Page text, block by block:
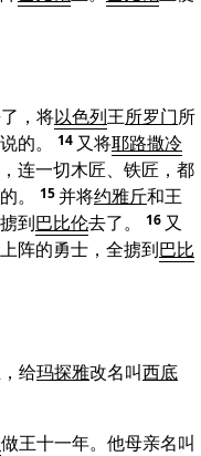
，将以色列王所罗门所
的。
14 又将耶路撒冷
连一切木匠、铁匠，都
。
15并将约雅斤和王
掳到巴比伦去了。 16 又
阵的勇士，全掳到巴比
给玛探雅改名叫西底
做王十一年。他母亲名叫